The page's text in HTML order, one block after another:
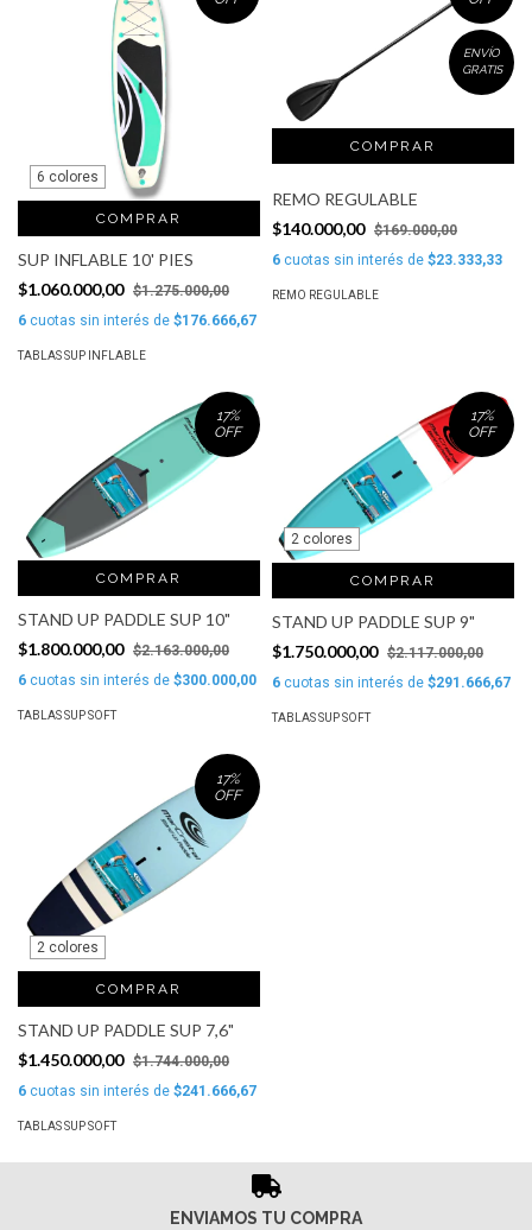
6 colores
COMPRAR
SUP INFLABLE 10' PIES
$1.060.000,00 $1.275.000,00
6 cuotas sin interés de $176.666,67
TABLAS SUP INFLABLE
ENVÍO
GRATIS
REMO REGULABLE
$140.000,00 $169.000,00
6 cuotas sin interés de $23.333,33
REMO REGULABLE
17%
OFF
COMPRAR
STAND UP PADDLE SUP 10"
$1.800.000,00 $2.163.000,00
6 cuotas sin interés de $300.000,00
TABLAS SUP SOFT
17%
OFF
2 colores
COMPRAR
STAND UP PADDLE SUP 9"
$1.750.000,00 $2.117.000,00
6 cuotas sin interés de $291.666,67
TABLAS SUP SOFT
17%
OFF
2 colores
COMPRAR
STAND UP PADDLE SUP 7,6"
$1.450.000,00 $1.744.000,00
6 cuotas sin interés de $241.666,67
TABLAS SUP SOFT
ENVIAMOS TU COMPRA